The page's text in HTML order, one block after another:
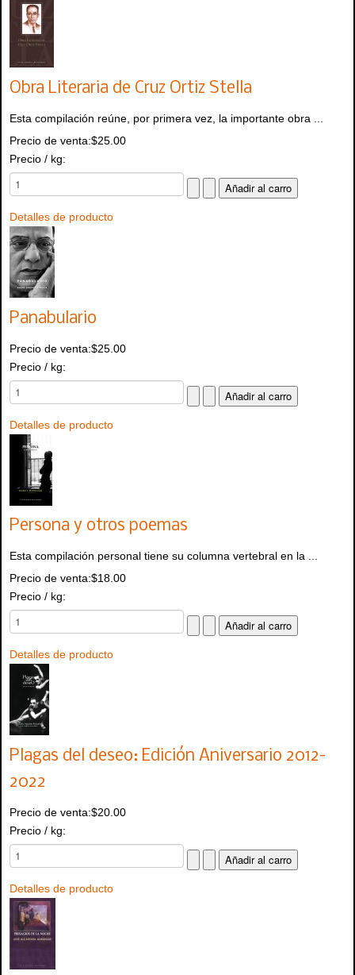
Obra Literaria de Cruz Ortiz Stella
Esta compilación reúne, por primera vez, la importante obra ...
Precio de venta:$25.00
Precio / kg:
Detalles de producto
Panabulario
Precio de venta:$25.00
Precio / kg:
Detalles de producto
Persona y otros poemas
Esta compilación personal tiene su columna vertebral en la ...
Precio de venta:$18.00
Precio / kg:
Detalles de producto
Plagas del deseo: Edición Aniversario 2012-
2022
Precio de venta:$20.00
Precio / kg:
Detalles de producto